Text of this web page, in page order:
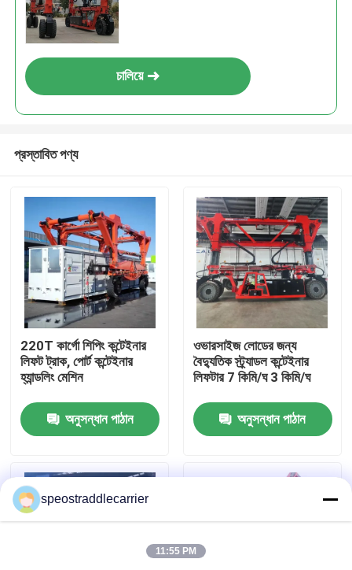
পণ্য
চালিয়ে
প্রস্তাবিত পণ্য
220T কার্গো শিপিং কন্টেইনার
লিফট ট্রাক, পোর্ট কন্টেইনার
হ্যান্ডলিং মেশিন
অনুসন্ধান পাঠান
ওভারসাইজ লোডের জন্য
বৈদ্যুতিক স্ট্র্যাডল কন্টেইনার
লিফটার 7 কিমি/ঘ 3 কিমি/ঘ
অনুসন্ধান পাঠান
speostraddlecarrier
11:55 PM